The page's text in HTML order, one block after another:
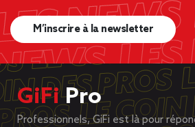
M’inscrire à la newsletter
GiFiPro
Professionnels, GiFi est là pour